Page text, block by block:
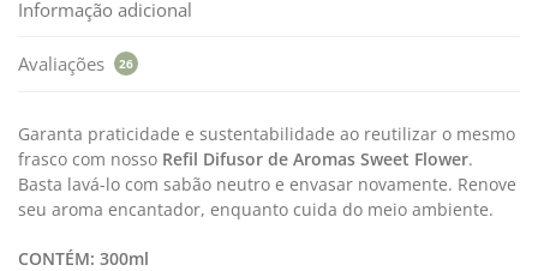
Informação adicional
Avaliações 26
Garanta praticidade e sustentabilidade ao reutilizar o mesmo
frasco com nosso Refil Difusor de Aromas Sweet Flower.
Basta lavá-lo com sabão neutro e envasar novamente. Renove
seu aroma encantador, enquanto cuida do meio ambiente.
CONTÉM: 300ml